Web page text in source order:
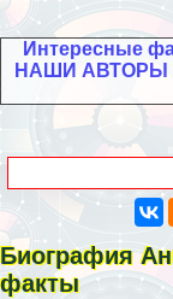
Интересные
НАШИ АВТОРЫ
Биография
факты